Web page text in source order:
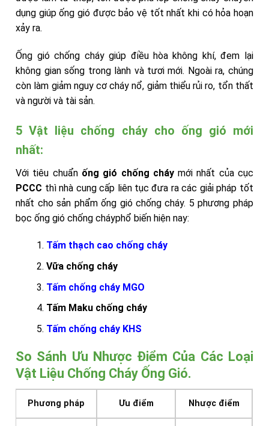
dụng giúp ống gió được bảo vệ tốt nhất khi có hỏa hoạn
xảy ra.
Ống gió chống cháy giúp điều hòa không khí, đem lại
không gian sống trong lành và tươi mới. Ngoài ra, chúng
còn làm giảm nguy cơ cháy nổ, giảm thiểu rủi ro, tổn thất
và người và tài sản.
5 Vật liệu chống cháy cho ống gió mới
nhất:
Với tiêu chuẩn ống gió chống cháymới nhất của cục
PCCC thì nhà cung cấp liên tục đưa ra các giải pháp tốt
nhất cho sản phẩm ống gió chống cháy. 5 phương pháp
bọc ống gió chống cháyphổ biến hiện nay:
Tấm thạch cao chống cháy
Vữa chống cháy
Tấm chống cháy MGO
Tấm Maku chống cháy
Tấm chống cháy KHS
So Sánh Ưu Nhược Điểm Của Các Loại
Vật Liệu Chống Cháy Ống Gió.
Phương pháp Ưu điểm Nhược điểm